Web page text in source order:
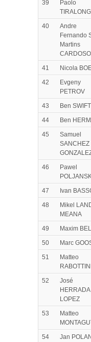
39
Paolo
40
Andre
Fernando
Martins
CARDOSO
41 Nicola
42
Evgeny
PETROV
43 Ben SWIFT
44
Ben
45
Samuel
SANCHEZ
46
Pawel
47 Ivan
48
Mikel
MEANA
49 Maxim
50
Marc
51
Matteo
RABOTTINI
52
José
HERRADA
LOPEZ
53
Matteo
54 Jan